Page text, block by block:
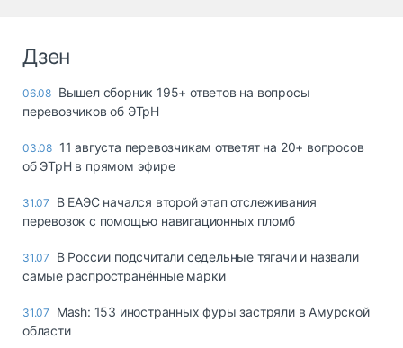
Дзен
06.08 Вышел сборник 195+ ответов на вопросы
перевозчиков об ЭТрН
03.08 11 августа перевозчикам ответят на 20+ вопросов
об ЭТрН в прямом эфире
31.07
В ЕАЭС начался второй этап отслеживания
перевозок с помощью навигационных пломб
31.07
В России подсчитали седельные тягачи и назвали
самые распространённые марки
31.07
Mash: 153 иностранных фуры застряли в Амурской
области